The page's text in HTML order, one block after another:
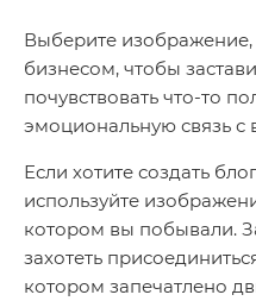
Выберите
бизнесом, чтобы
почувствовать что-то
эмоциональную связь
Если хотите создать
используйте
котором вы побывали.
захотеть
котором запечатлено